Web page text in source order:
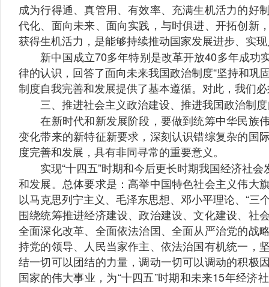
成为行得通、真管用、有效率、充满生机活力的好
代化、面向未来、面向实践，与时俱进、开拓创新
获得生机活力，是能够持续推动国家发展进步、实
新中国成立70多年特别是改革开放40多年成功
律的认识，回答了面向未来我国政治制度“坚持和
制度自我完善和发展提供了基本遵循。对此，我们
三、推进社会主义政治建设、推进我国政治制度
在新时代和新发展阶段，要做到统筹中华民族
变化带来的新特征新要求，深刻认识错综复杂的国
度完善和发展，具有非同寻常的重要意义。
实现“十四五”时期和今后更长时期我国经济社会
和发展。总体要求是：高举中国特色社会主义伟大
以马克思列宁主义、毛泽东思想、邓小平理论、“
围绕统筹推进经济建设、政治建设、文化建设、社
全面深化改革、全面依法治国、全面从严治党的战
持党的领导、人民当家作主、依法治国有机统一，
结一切可以团结的力量，调动一切可以调动的积极
国家的伟大事业，为“十四五”时期和未来15年经